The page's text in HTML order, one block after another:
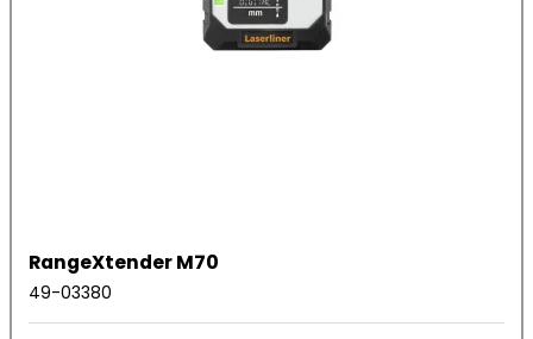
RangeXtender M70
49-03380